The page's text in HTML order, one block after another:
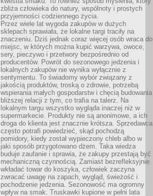
zbliża człowieka do natury, wspólnoty i prostych
przyjemności codziennego życia.
Przez wiele lat wygoda zakupów w dużych
sklepach sprawiała, że lokalne targi traciły na
znaczeniu. Dziś jednak coraz więcej osób wraca do
miejsc, w których można kupić warzywa, owoce,
sery, pieczywo i przetwory bezpośrednio od
producentów. Powrót do sezonowego jedzenia i
lokalnych zakupów nie wynika wyłącznie z
sentymentu. To świadomy wybór związany z
jakością produktów, troską o zdrowie, potrzebą
wspierania małych gospodarstw i chęcią budowania
bliższej relacji z tym, co trafia na talerz. Na
lokalnym targu wszystko wygląda inaczej niż w
supermarkecie. Produkty nie są anonimowe, a ich
droga do klienta jest znacznie krótsza. Sprzedawca
często potrafi powiedzieć, skąd pochodzą
pomidory, kiedy został wypieczony chleb albo w
jaki sposób przygotowano dżem. Taka wiedza
buduje zaufanie i sprawia, że zakupy przestają być
mechaniczną czynnością. Zamiast bezrefleksyjnie
wkładać towar do koszyka, człowiek zaczyna
zwracać uwagę na zapach, wygląd, świeżość i
pochodzenie jedzenia. Sezonowość ma ogromny
wpływ na smak. Truskawki kupione w pełni lata